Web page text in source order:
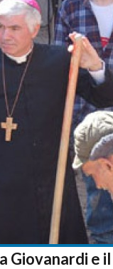
Giovanardi e